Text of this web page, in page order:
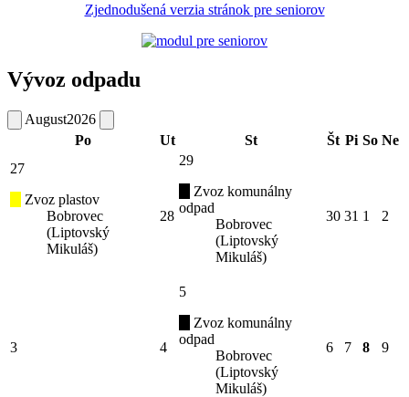
Zjednodušená verzia stránok pre seniorov
Vývoz odpadu
August2026
Po
Ut St Št Pi So Ne
27
Zvoz plastov
Bobrovec
(Liptovský
Mikuláš)
28
29
Zvoz komunálny
odpad
Bobrovec
(Liptovský
Mikuláš)
30 31 1 2
3 4
5
Zvoz komunálny
odpad
Bobrovec
(Liptovský
Mikuláš)
6 7 8 9